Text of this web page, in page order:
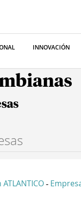
INNOVACIÓN
-